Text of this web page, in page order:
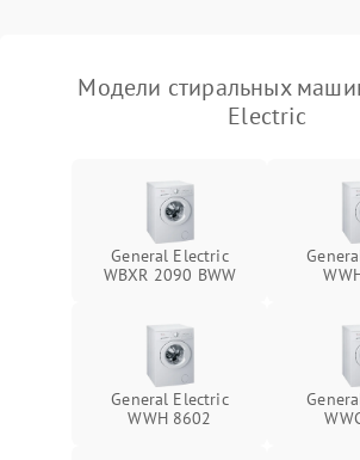
Модели стиральных
Electric
General Electric
WBXR 2090 BWW
General Electric
WWH 8602